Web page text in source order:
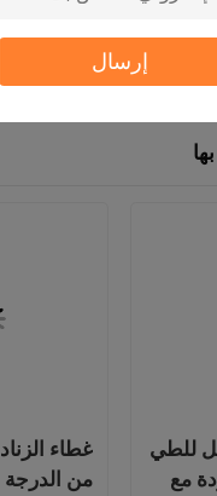
إرسال
استمر
للطي
مع
غطاء
من الدرجة